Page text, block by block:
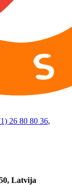
26 80 80 36,
Latvija